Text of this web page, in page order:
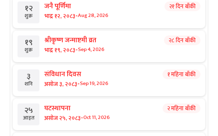
१२
शुक्र
जनै पूर्णिमा
भाद्र १२, २०८३-Aug 28, 2026
२१ दिन बाँकी
१९
शुक्र
श्रीकृष्ण जन्माष्टमी व्रत
भाद्र १९, २०८३-Sep 4, 2026
२८ दिन बाँकी
३
शनि
संविधान दिवस
असोज ३, २०८३-Sep 19, 2026
१ महिना बाँकी
२५
आइत
घटस्थापना
असोज २५, २०८३-Oct 11, 2026
२ महिना बाँकी